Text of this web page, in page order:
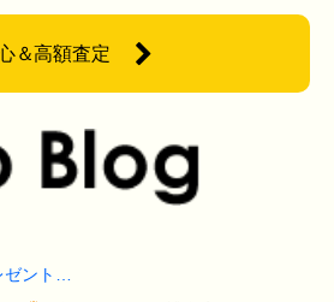
＆高額査定
ント…